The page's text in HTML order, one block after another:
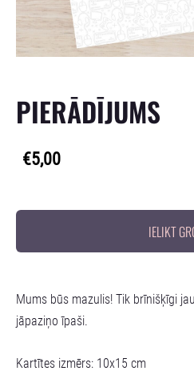
PIERĀDĪJUMS
€5,00
IELIKT
Mums būs mazulis! Tik brīnišķīgi
jāpaziņo īpaši.
Kartītes izmērs: 10x15 cm